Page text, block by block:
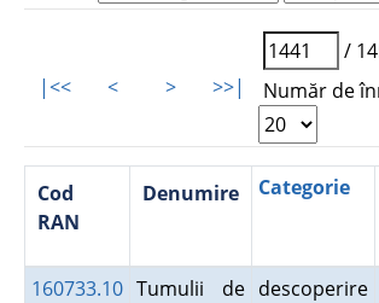
|<< < > >>|
/
Număr de
Cod
RAN
Denumire Categorie
160733.10 Tumulii de descoperire